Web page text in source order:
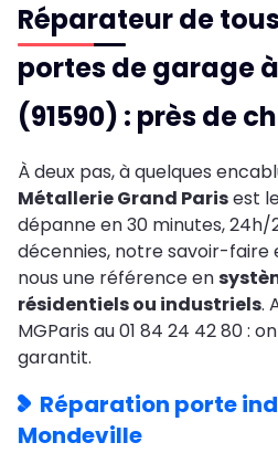
Réparateur de
portes de garage
(91590) : près de
À deux pas, à quelques
Métallerie Grand Parisest
dépanne en 30 minutes, 24h/
décennies, notre savoir-faire
nous une référence en
résidentiels ou industriels.
MGParis au 01 84 24 42 80 :
garantit.
Réparation porte
Mondeville